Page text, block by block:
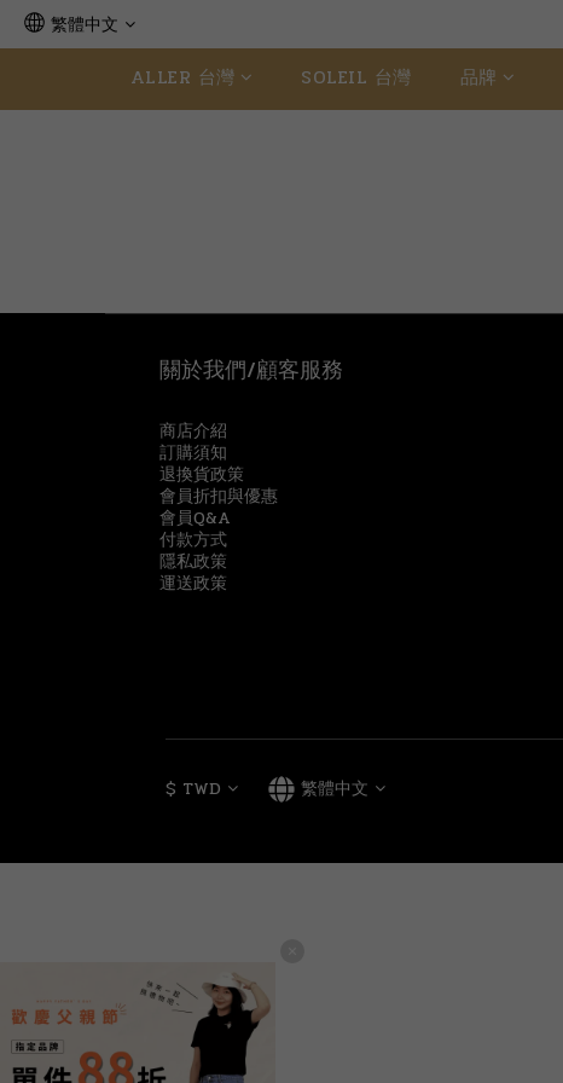
繁體中文
ALLER 台灣 SOLEIL 台灣 品牌
關於我們/顧客服務
商店介紹
訂購須知
退換貨政策
會員折扣與優惠
會員Q&A
付款方式
隱私政策
運送政策
$ TWD 繁體中文